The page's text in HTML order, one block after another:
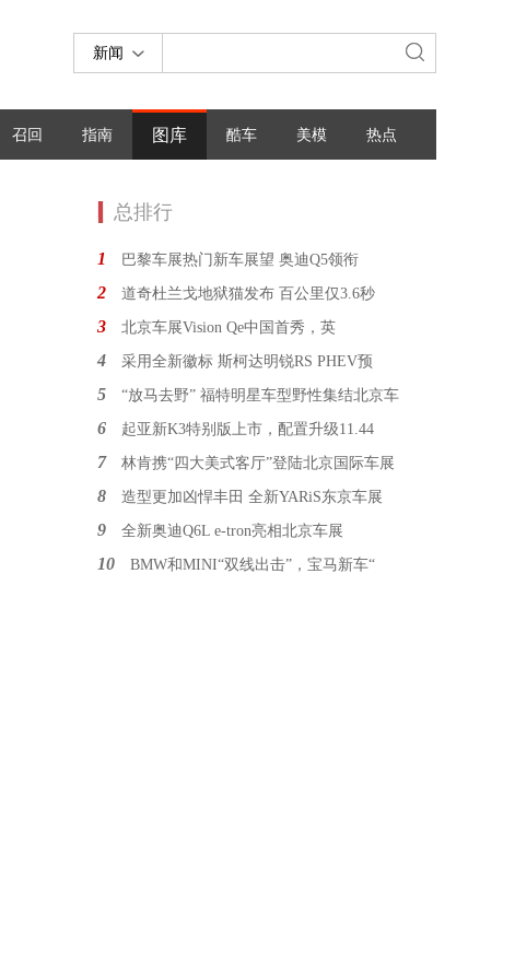
新闻
召回 指南 图库 酷车 美模 热点
总排行
1 巴黎车展热门新车展望 奥迪Q5领衔
2 道奇杜兰戈地狱猫发布 百公里仅3.6秒
3 北京车展Vision Qe中国首秀，英
4 采用全新徽标 斯柯达明锐RS PHEV预
5 “放马去野” 福特明星车型野性集结北京车
6 起亚新K3特别版上市，配置升级11.44
7 林肯携“四大美式客厅”登陆北京国际车展
8 造型更加凶悍丰田 全新YARiS东京车展
9 全新奥迪Q6L e-tron亮相北京车展
10 BMW和MINI“双线出击”，宝马新车“